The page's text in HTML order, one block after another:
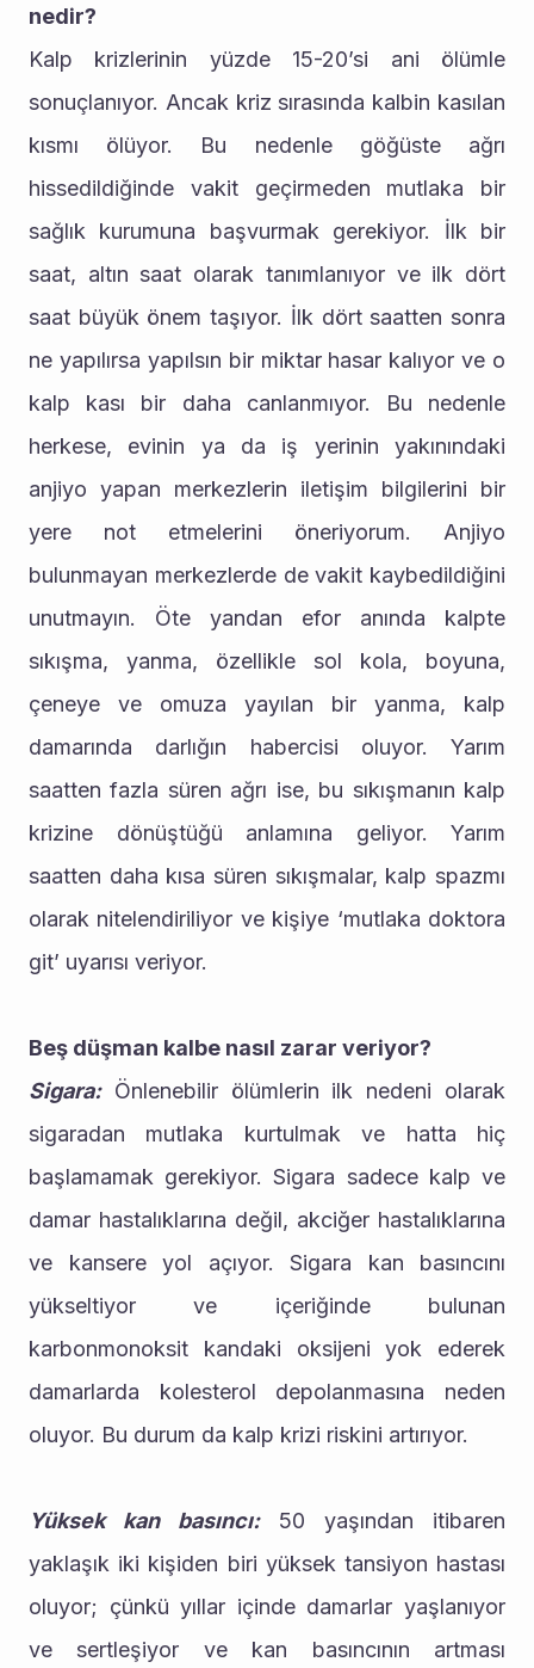
nedir?
Kalp krizlerinin yüzde 15-20’si ani ölümle
sonuçlanıyor. Ancak kriz sırasında kalbin kasılan
kısmı ölüyor. Bu nedenle göğüste ağrı
hissedildiğinde vakit geçirmeden mutlaka bir
sağlık kurumuna başvurmak gerekiyor. İlk bir
saat, altın saat olarak tanımlanıyor ve ilk dört
saat büyük önem taşıyor. İlk dört saatten sonra
ne yapılırsa yapılsın bir miktar hasar kalıyor ve o
kalp kası bir daha canlanmıyor. Bu nedenle
herkese, evinin ya da iş yerinin yakınındaki
anjiyo yapan merkezlerin iletişim bilgilerini bir
yere not etmelerini öneriyorum. Anjiyo
bulunmayan merkezlerde de vakit kaybedildiğini
unutmayın. Öte yandan efor anında kalpte
sıkışma, yanma, özellikle sol kola, boyuna,
çeneye ve omuza yayılan bir yanma, kalp
damarında darlığın habercisi oluyor. Yarım
saatten fazla süren ağrı ise, bu sıkışmanın kalp
krizine dönüştüğü anlamına geliyor. Yarım
saatten daha kısa süren sıkışmalar, kalp spazmı
olarak nitelendiriliyor ve kişiye ‘mutlaka doktora
git’ uyarısı veriyor.
Beş düşman kalbe nasıl zarar veriyor?
Sigara: Önlenebilir ölümlerin ilk nedeni olarak
sigaradan mutlaka kurtulmak ve hatta hiç
başlamamak gerekiyor. Sigara sadece kalp ve
damar hastalıklarına değil, akciğer hastalıklarına
ve kansere yol açıyor. Sigara kan basıncını
yükseltiyor ve içeriğinde bulunan
karbonmonoksit kandaki oksijeni yok ederek
damarlarda kolesterol depolanmasına neden
oluyor. Bu durum da kalp krizi riskini artırıyor.
Yüksek kan basıncı: 50 yaşından itibaren
yaklaşık iki kişiden biri yüksek tansiyon hastası
oluyor; çünkü yıllar içinde damarlar yaşlanıyor
ve sertleşiyor ve kan basıncının artması